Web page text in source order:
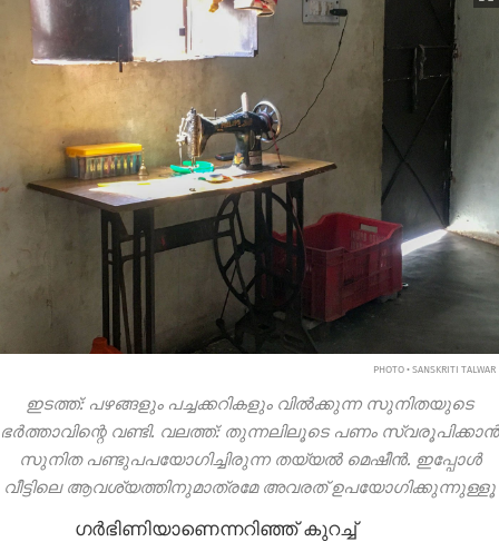
PHOTO • SANSKRITI TALWAR
ഇടത്ത്: പഴങ്ങളും പച്ചക്കറികളും വിൽക്കുന്ന സുനിതയുടെ
ഭർത്താവിന്റെ വണ്ടി. വലത്ത്: തുന്നലിലൂടെ പണം സ്വരൂപിക്കാൻ
സുനിത പണ്ടുപപയോഗിച്ചിരുന്ന തയ്യൽ മെഷീൻ. ഇപ്പോൾ
വീട്ടിലെ ആവശ്യത്തിനുമാത്രമേ അവരത്ഉപയോഗിക്കുന്നുള്ളൂ
ഗർഭിണിയാണെന്നറിഞ്ഞ് കുറച്ച്